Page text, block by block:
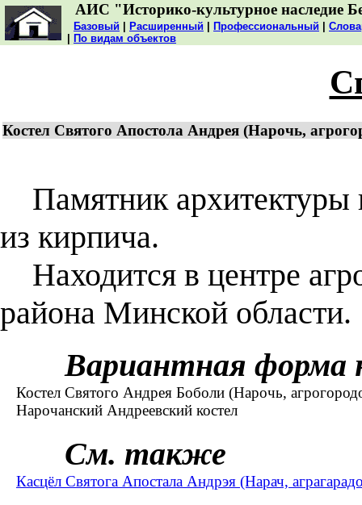
АИС "Историко-культурное наследие
Базовый Расширенный Профессиональный
По видам объектов
Костел Святого Апостола Андрея (Нарочь,
Памятник архитектуры
из кирпича.
Находится в центре
района Минской области.
Вариантная форма
Костел Святого Андрея Боболи (Нарочь,
Нарочанский Андреевский костел
См. также
Касцёл Святога Апостала Андрэя (Нарач,